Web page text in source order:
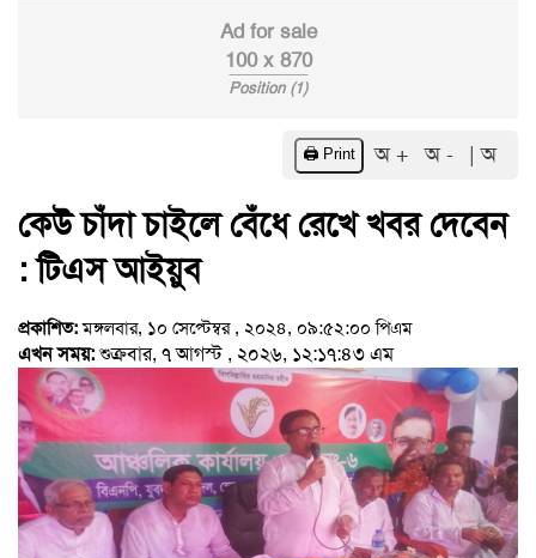
Ad for sale
100 x 870
Position (1)
🖨️ Print অ + অ - | অ
কেউ চাঁদা চাইলে বেঁধে রেখে খবর দেবেন
: টিএস আইয়ুব
প্রকাশিত:মঙ্গলবার, ১০ সেপ্টেম্বর , ২০২৪, ০৯:৫২:০০ পিএম
এখন সময়:শুক্রবার, ৭ আগস্ট , ২০২৬, ১২:১৭:৪৩ এম